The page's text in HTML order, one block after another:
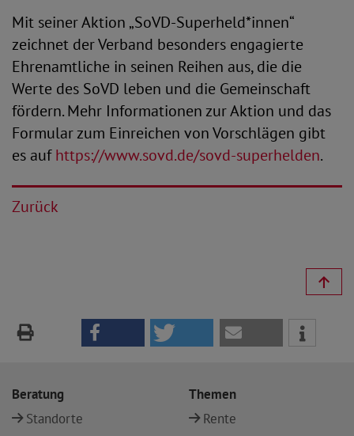
Mit seiner Aktion „SoVD-Superheld*innen“
zeichnet der Verband besonders engagierte
Ehrenamtliche in seinen Reihen aus, die die
Werte des SoVD leben und die Gemeinschaft
fördern. Mehr Informationen zur Aktion und das
Formular zum Einreichen von Vorschlägen gibt
es aufhttps://www.sovd.de/sovd-superhelden.
Zurück
Beratung
Standorte
Themen
Rente